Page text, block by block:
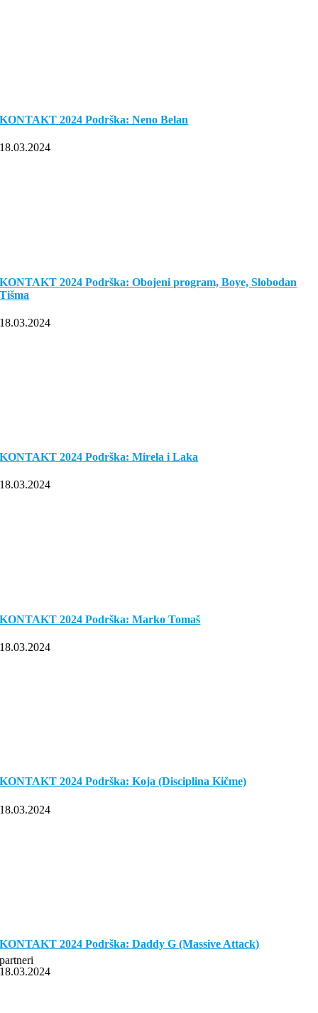
KONTAKT 2024 Podrška: Neno Belan
18.03.2024
KONTAKT 2024 Podrška: Obojeni program, Boye, Slobodan
Tišma
18.03.2024
KONTAKT 2024 Podrška: Mirela i Laka
18.03.2024
KONTAKT 2024 Podrška: Marko Tomaš
18.03.2024
KONTAKT 2024 Podrška: Koja (Disciplina Kičme)
18.03.2024
KONTAKT 2024 Podrška: Daddy G (Massive Attack)
18.03.2024
partneri